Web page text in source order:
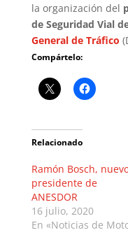
la organización del
de Seguridad Vial
General de Tráfico
Compártelo:
Relacionado
Ramón Bosch,
presidente de
ANESDOR
16 julio, 2020
En «Noticias de